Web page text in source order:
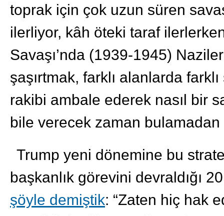
toprak için çok uzun süren
ilerliyor, kâh öteki taraf
Savaşı’nda (1939-1945)
şaşırtmak, farklı alanlarda
rakibi ambale ederek nasıl bir
bile verecek zaman bulamadan
Trump yeni dönemine bu
başkanlık görevini devraldığı
şöyle demiştik: “Zaten hiç hak